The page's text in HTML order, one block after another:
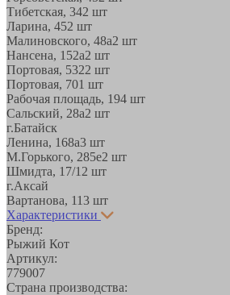
Тибетская, 342 шт
Ларина, 452 шт
Малиновского, 48а2 шт
Нансена, 152а2 шт
Портовая, 5322 шт
Портовая, 701 шт
Рабочая площадь, 194 шт
Сальский, 28a2 шт
г.Батайск
Ленина, 168а3 шт
М.Горького, 285е2 шт
Шмидта, 17/1 2 шт
г.Аксай
Вартанова, 113 шт
Характеристики
Бренд:
Рыжий Кот
Артикул:
779007
Страна производства: